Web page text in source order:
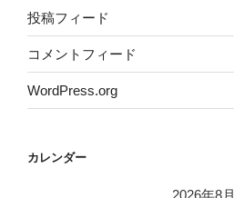
投稿フィード
コメントフィード
WordPress.org
カレンダー
2026年8月